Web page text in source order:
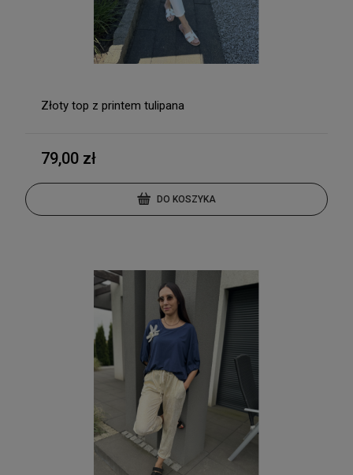
Złoty top z printem tulipana
79,00 zł
DO KOSZYKA